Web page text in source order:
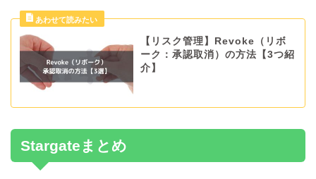
【リスク管理】Revoke（リボ
ーク：承認取消）の方法【3つ紹
介】
Stargateまとめ